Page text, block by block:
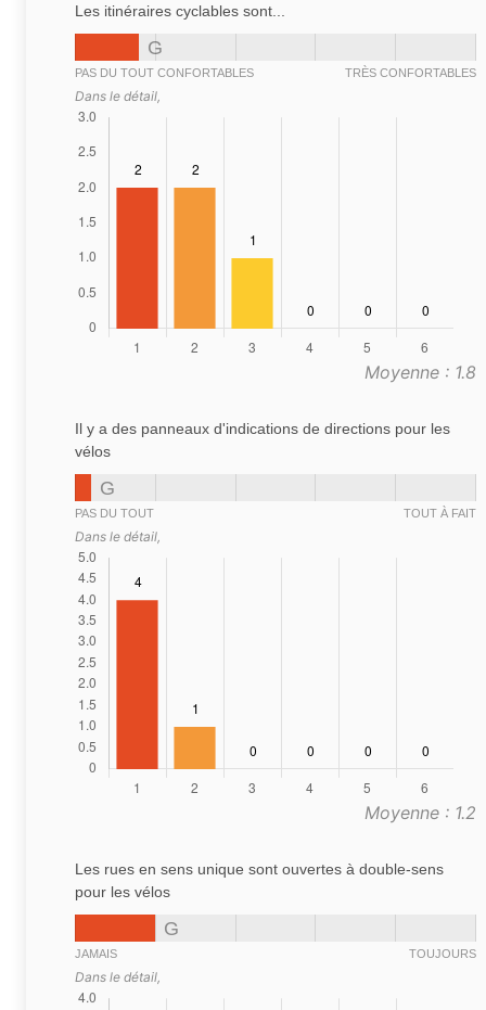
Les itinéraires cyclables sont...
G
PAS DU TOUT CONFORTABLES TRÈS CONFORTABLES
Dans le détail,
Moyenne : 1.8
Il y a des panneaux d'indications de directions pour les
vélos
G
PAS DU TOUT TOUT À FAIT
Dans le détail,
Moyenne : 1.2
Les rues en sens unique sont ouvertes à double-sens
pour les vélos
G
JAMAIS TOUJOURS
Dans le détail,